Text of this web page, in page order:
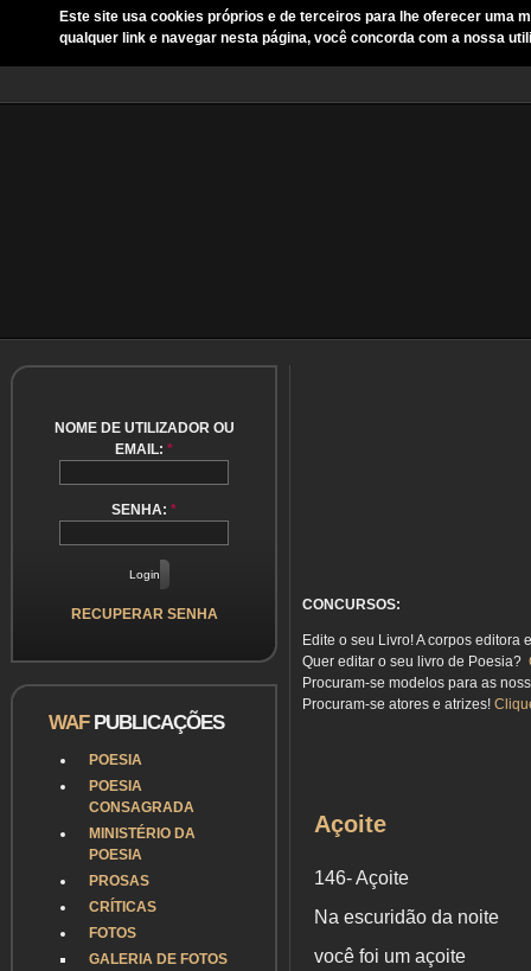
Este site usa cookies próprios e de terceiros para lhe oferecer uma
qualquer link e navegar nesta página, você concorda com a nossa
NOME DE UTILIZADOR OU
EMAIL: *
SENHA: *
RECUPERAR SENHA
WAFPUBLICAÇÕES
POESIA
POESIA
CONSAGRADA
MINISTÉRIO DA
POESIA
PROSAS
CRÍTICAS
FOTOS
GALERIA DE FOTOS
CONCURSOS:
Edite o seu Livro! A corpos
Quer editar o seu livro de Poesia?
Procuram-se modelos para as
Procuram-se atores e atrizes!
Açoite
146- Açoite
Na escuridão da noite
você foi um açoite